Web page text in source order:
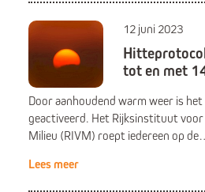
12 juni 2023
tot en met
Door aanhoudend warm weer is
geactiveerd. Het Rijksinstituut voor
Milieu (RIVM) roept iedereen op
Lees meer